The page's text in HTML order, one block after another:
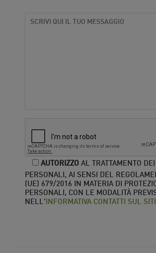
AUTORIZZOAL TRATTAMENTO
PERSONALI, AI SENSI DEL
(UE) 679/2016 IN MATERIA DI
PERSONALI, CON LE MODALITÀ
NELL'INFORMATIVA CONTATTI SUL